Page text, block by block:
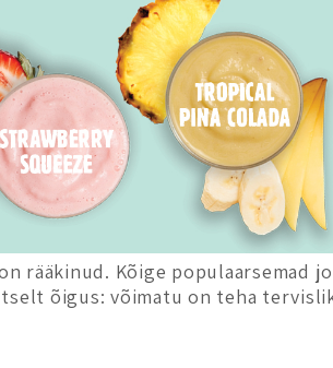
rääkinud. Kõige populaarsemad
õigus: võimatu on teha